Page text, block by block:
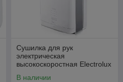
Сушилка для рук
электрическая
высокоскоростная Electrolux
В наличии